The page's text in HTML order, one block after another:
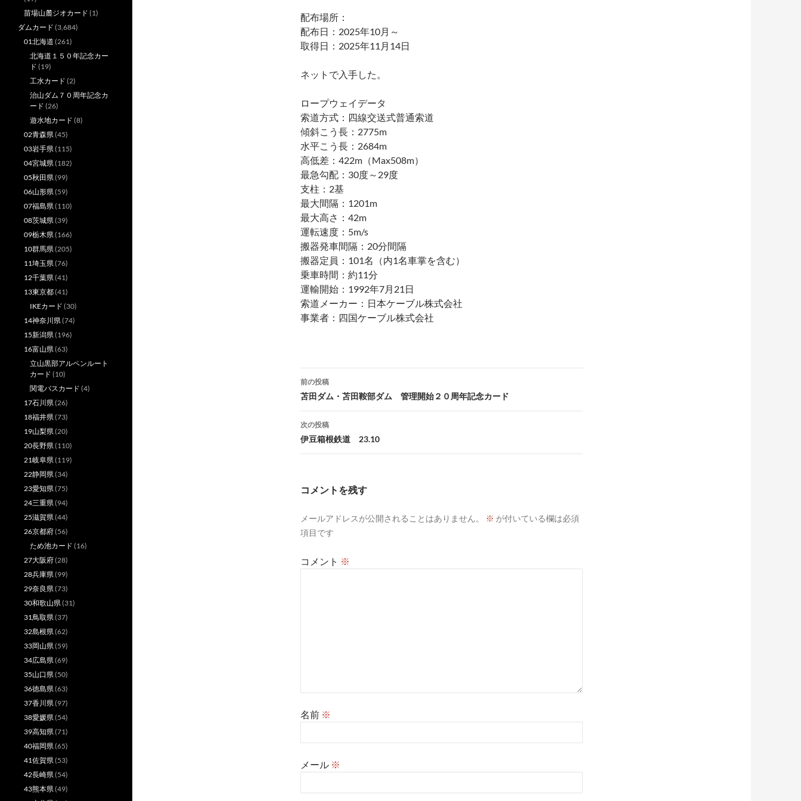
配布場所：
配布日：2025年10月～
取得日：2025年11月14日
ネットで入手した。
ロープウェイデータ
索道方式：四線交送式普通索道
傾斜こう長：2775m
水平こう長：2684m
高低差：422m（Max508m）
最急勾配：30度～29度
支柱：2基
最大間隔：1201m
最大高さ：42m
運転速度：5m/s
搬器発車間隔：20分間隔
搬器定員：101名（内1名車掌を含む）
乗車時間：約11分
運輸開始：1992年7月21日
索道メーカー：日本ケーブル株式会社
事業者：四国ケーブル株式会社
投
稿
ナ
ビ
ゲ
ョ
前の投稿
苫田ダム・苫田鞍部ダム 管理開始２０周年記念カード
次の投稿
伊豆箱根鉄道 23.10
コメントを残す
メールアドレスが公開されることはありません。 ※ が付いている欄は必須
項目です
コメント ※
名前 ※
メール ※
苗場山麓ジオカード (1)
ダムカード (3,684)
01北海道 (261)
北海道１５０年記念カー
ド (19)
工水カード (2)
治山ダム７０周年記念カ
ード (26)
遊水地カード (8)
02青森県(45)
03岩手県(115)
04宮城県(182)
05秋田県(99)
06山形県(59)
07福島県(110)
08茨城県(39)
09栃木県(166)
10群馬県(205)
11埼玉県(76)
12千葉県(41)
13東京都(41)
IKEカード (30)
14神奈川県(74)
15新潟県(196)
16富山県(63)
立山黒部アルペンルート
カード (10)
関電バスカード (4)
17石川県(26)
18福井県(73)
19山梨県(20)
20長野県(110)
21岐阜県(119)
22静岡県(34)
23愛知県(75)
24三重県(94)
25滋賀県(44)
26京都府(56)
ため池カード (16)
27大阪府(28)
28兵庫県(99)
29奈良県(73)
30和歌山県(31)
31鳥取県(37)
32島根県(62)
33岡山県(59)
34広島県(69)
35山口県(50)
36徳島県(63)
37香川県(97)
38愛媛県(54)
39高知県(71)
40福岡県(65)
41佐賀県(53)
42長崎県(54)
43熊本県(49)